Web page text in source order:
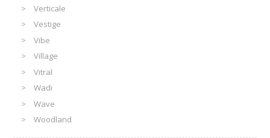
Verticale
Vestige
Vibe
Village
Vitral
Wadi
Wave
Woodland